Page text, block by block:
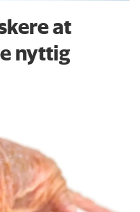
at
nyttig